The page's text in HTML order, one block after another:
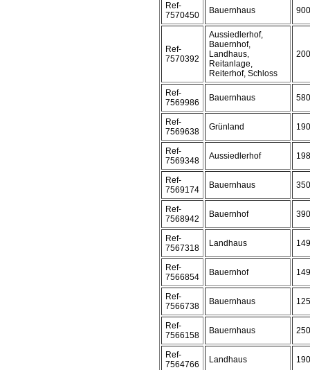
Ref-
7570450
Bauernhaus
Ref-
7570392
Aussiedlerhof,
Bauernhof,
Landhaus,
Reitanlage,
Reiterhof, Schloss
Ref-
7569986
Bauernhaus
Ref-
7569638
Grünland
Ref-
7569348
Aussiedlerhof
Ref-
7569174
Bauernhaus
Ref-
7568942
Bauernhof
Ref-
7567318
Landhaus
Ref-
7566854
Bauernhof
Ref-
7566738
Bauernhaus
Ref-
7566158
Bauernhaus
Ref-
7564766
Landhaus